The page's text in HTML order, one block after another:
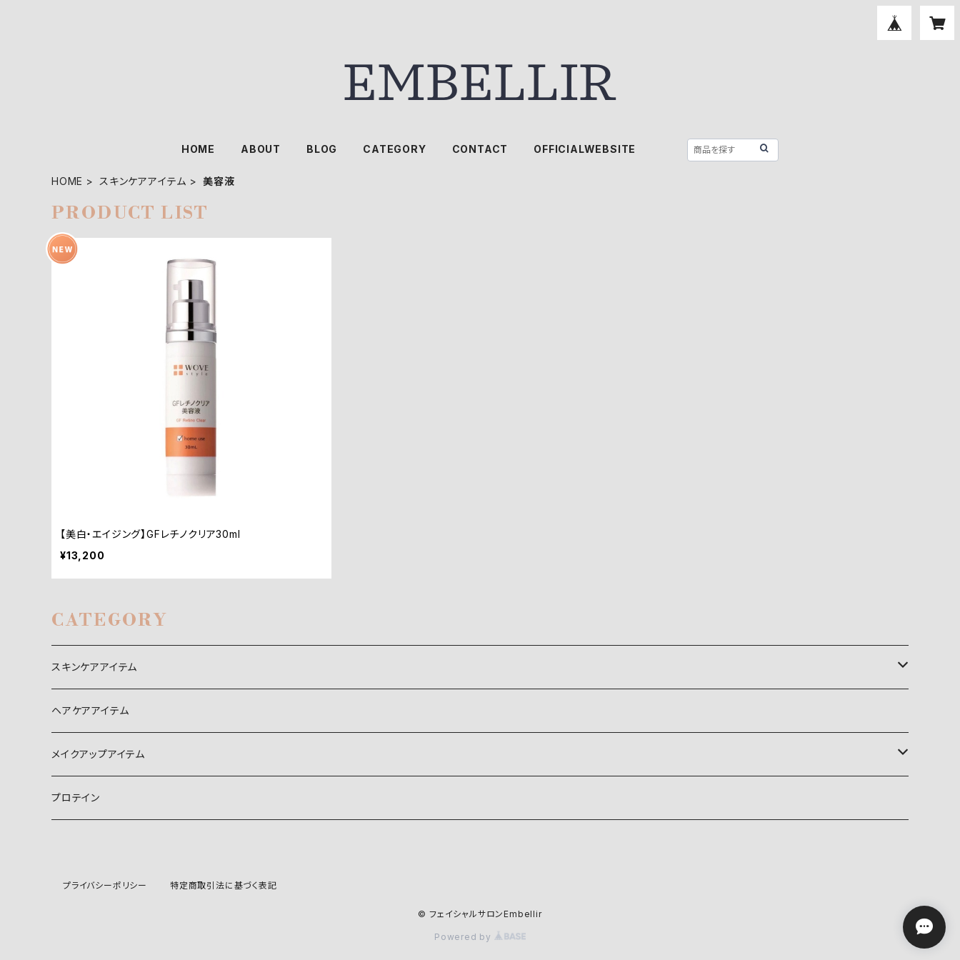
HOME ABOUT BLOG CATEGORY CONTACT OFFICIALWEBSITE
HOME スキンケアアイテム 美容液
PRODUCT LIST
【美白・エイジング】GFレチノクリア30ml
¥13,200
CATEGORY
スキンケアアイテム
パック
美容液
セラミド美容液
化粧水
クリーム
ヘアケアアイテム
メイクアップアイテム
日焼け止め
リキッドファンデーション
プロテイン
プライバシーポリシー 特定商取引法に基づく表記
© フェイシャルサロンEmbellir
Powered by